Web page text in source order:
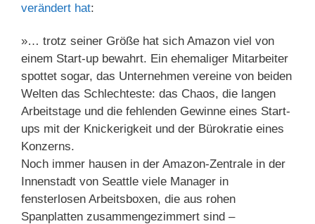
verändert hat:
»… trotz seiner Größe hat sich Amazon viel von
einem Start-up bewahrt. Ein ehemaliger Mitarbeiter
spottet sogar, das Unternehmen vereine von beiden
Welten das Schlechteste: das Chaos, die langen
Arbeitstage und die fehlenden Gewinne eines Start-
ups mit der Knickerigkeit und der Bürokratie eines
Konzerns.
Noch immer hausen in der Amazon-Zentrale in der
Innenstadt von Seattle viele Manager in
fensterlosen Arbeitsboxen, die aus rohen
Spanplatten zusammengezimmert sind –